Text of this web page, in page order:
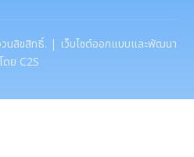
ธ์กองสวัสดิการสังคม
องช่าง
และสิ่งปลูกสร้าง ภ.ด.ส.3
ฯ (ห้องชุด) ภ.ด.ส.4
คิดเห็นของประชาชน
วนลิขสิทธิ์. | เว็บไซต์ออกแบบและพัฒนา
โดย C2S